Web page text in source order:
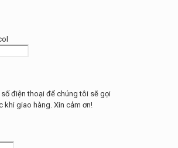
điện thoại để chúng tôi sẽ gọi
khi giao hàng. Xin cảm ơn!